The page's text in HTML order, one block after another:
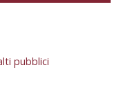
pubblici